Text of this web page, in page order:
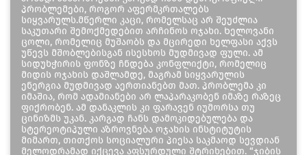
პრობლემები, როგორ აფერმკრთალებს
სიყვარულს.მწერლი კაცი, რომელსაც არ შეუძლია
საკუთარი შემოქმედებით არჩინოს ოჯახი. Ხელოვანი
ცოლი, რომელიც მუშაობს და მცირედი ხელფასი აქვს
უწევს მშობლებისგან ისესხოს მუდმივად ფული. ამ
სიდუხჭირის ფონზე ჩნდება კონფლიქტი, რომელიც
მიდის ოჯახის დაშლამდე, მაგრამ სიყვარულის
ენერგია მუდმივად აერთიანებთ მათ. პრობლემა კი
იმაშია, რომ ადამიანები არ ლაპარაკობენ იმაზე რაზეც
ფიქრობენ. ამ დანაკლის კი ფარავენ იუმორსა თუ
ცინიზმს უკან. კარგად ჩანს დამოკიდებულება და
სტერეოტიპული აზროვნება ოჯახის ინსტიტუტის
მიმართ, თითქოს სოციალური პიესა საკმაოდ სევდიან
მელოდრამად იქცევა აფსურდული შტრიხებით. “ჯიბის